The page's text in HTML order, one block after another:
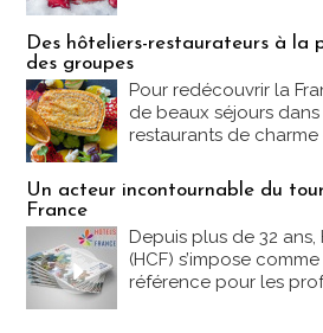
Des hôteliers-restaurateurs à la
des groupes
Pour redécouvrir la
de beaux séjours
restaurants de
Un acteur incontournable du
France
Depuis plus de 32
(HCF) s’impose
référence pour les